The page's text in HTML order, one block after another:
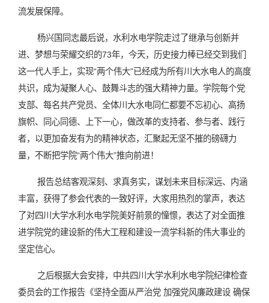
流发展保障。
杨兴国同志最后说，水利水电学院走过了继承与创新并
进、梦想与荣耀交织的73年，今天，历史接力棒已经交到我们
这一代人手上，实现“两个伟大”已经成为所有川大水电人的高度
共识，成为凝聚人心、鼓舞斗志的强大精神力量。学院每个党
支部、每名共产党员、全体川大水电同仁都要不忘初心、高扬
旗帜、同心同德、上下一心，做改革的支持者、参与者、践行
者，以更加奋发有为的精神状态，汇聚起无坚不摧的磅礴力
量，不断把学院“两个伟大”推向前进！
报告总结客观深刻、求真务实，谋划未来目标深远、内涵
丰富，获得了参会代表的一致好评，大家用热烈的掌声，表达
了对四川大学水利水电学院美好前景的憧憬，表达了对全面推
进学院党的建设新的伟大工程和建设一流学科新的伟大事业的
坚定信心。
之后根据大会安排，中共四川大学水利水电学院纪律检查
委员会的工作报告《坚持全面从严治党 加强党风廉政建设 确保